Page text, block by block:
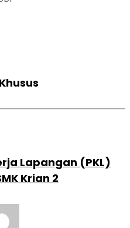
Lapangan (PKL)
Krian 2